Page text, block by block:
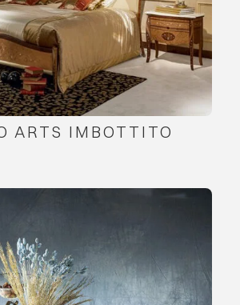
ARTS IMBOTTITO